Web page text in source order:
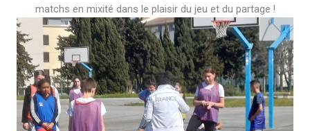
matchs en mixité dans le plaisir du jeu et du partage !